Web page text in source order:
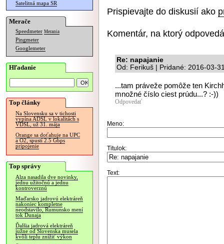
Satelitná mapa SR
Merače
Speedmeter Merania
Pingmeter
Googlemeter
Hľadanie
Top články
Na Slovensku sa v tichosti
vypína ADSL v lokalitách s
VDSL, už 31. mája
Orange sa doťahuje na UPC
a O2, spustí 2.5 Gbps
pripojenie
Top správy
Alza nasadila dve novinky,
jednu užitočnú a jednu
kontroverznú
Maďarsko jadrovú elektráreň
nakoniec kompletne
neodstavilo, Rumunsko mení
tok Dunaja
Ďalšia jadrová elektráreň
južne od Slovenska musela
kvôli teplu znížiť výkon
Prispievajte do diskusií ako
Komentár, na ktorý
Re: napajanie
Od: Ferikuš | Pridané: 2016-03-
...tam práveže pomôže ten
množné číslo ciest prúdu...? :-))
Odpovedať
Meno:
Titulok:
Text: